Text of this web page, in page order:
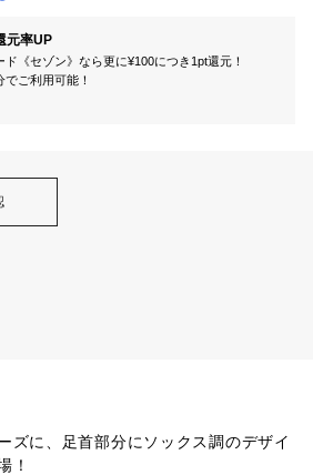
元率UP
《セゾン》なら更に¥100につき1pt還元！
ご利用可能！
ズに、足首部分にソックス調のデザイ
！